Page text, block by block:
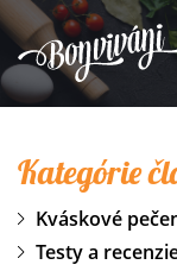
Kategórie
Kváskové
Testy a